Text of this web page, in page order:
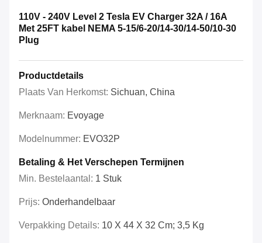
110V - 240V Level 2 Tesla EV Charger 32A / 16A
Met 25FT kabel NEMA 5-15/6-20/14-30/14-50/10-30
Plug
Productdetails
Plaats Van Herkomst: Sichuan, China
Merknaam: Evoyage
Modelnummer: EVO32P
Betaling & Het Verschepen Termijnen
Min. Bestelaantal: 1 Stuk
Prijs: Onderhandelbaar
Verpakking Details: 10 X 44 X 32 Cm; 3,5 Kg